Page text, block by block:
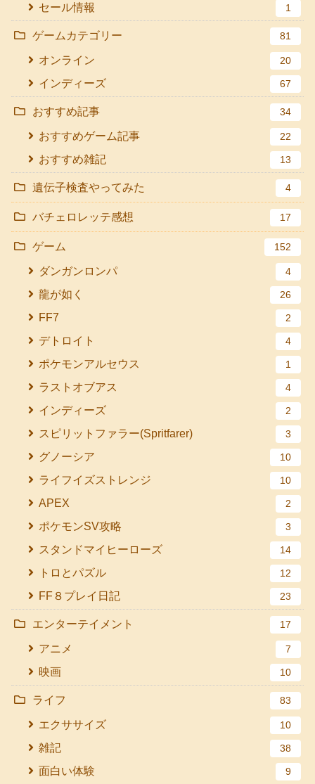
セール情報 1
ゲームカテゴリー 81
オンライン 20
インディーズ 67
おすすめ記事 34
おすすめゲーム記事 22
おすすめ雑記 13
遺伝子検査やってみた 4
バチェロレッテ感想 17
ゲーム 152
ダンガンロンパ 4
龍が如く 26
FF7 2
デトロイト 4
ポケモンアルセウス 1
ラストオブアス 4
インディーズ 2
スピリットファラー(Spritfarer) 3
グノーシア 10
ライフイズストレンジ 10
APEX 2
ポケモンSV攻略 3
スタンドマイヒーローズ 14
トロとパズル 12
FF８プレイ日記 23
エンターテイメント 17
アニメ 7
映画 10
ライフ 83
エクササイズ 10
雑記 38
面白い体験 9